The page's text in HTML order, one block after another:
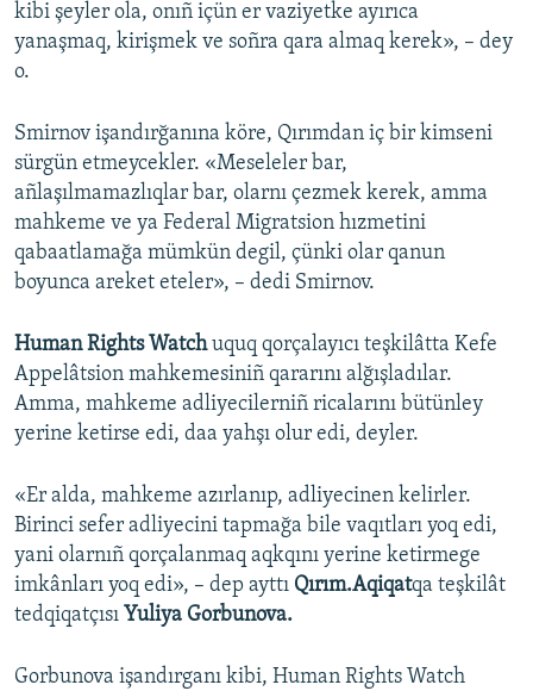
kibi şeyler ola, onıñ içün er vaziyetke ayırıca
yanaşmaq, kirişmek ve soñra qara almaq kerek», – dey
o.
Smirnov işandırğanına köre, Qırımdan iç bir kimseni
sürgün etmeycekler. «Meseleler bar,
añlaşılmamazlıqlar bar, olarnı çezmek kerek, amma
mahkeme ve ya Federal Migratsion hızmetini
qabaatlamağa mümkün degil, çünki olar qanun
boyunca areket eteler», – dedi Smirnov.
Human Rights Watchuquq qorçalayıcı teşkilâtta Kefe
Appelâtsion mahkemesiniñ qararını alğışladılar.
Amma, mahkeme adliyecilerniñ ricalarını bütünley
yerine ketirse edi, daa yahşı olur edi, deyler.
«Er alda, mahkeme azırlanıp, adliyecinen kelirler.
Birinci sefer adliyecini tapmağa bile vaqıtları yoq edi,
yani olarnıñ qorçalanmaq aqkqını yerine ketirmege
imkânları yoq edi», – dep ayttı Qırım.Aqiqatqa teşkilât
tedqiqatçısı Yuliya Gorbunova.
Gorbunova işandırganı kibi, Human Rights Watch